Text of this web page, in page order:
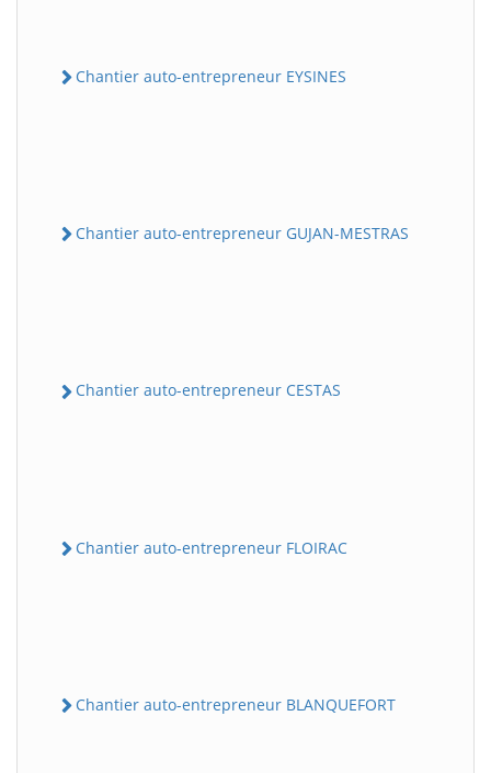
Chantier auto-entrepreneur EYSINES
Chantier auto-entrepreneur GUJAN-MESTRAS
Chantier auto-entrepreneur CESTAS
Chantier auto-entrepreneur FLOIRAC
Chantier auto-entrepreneur BLANQUEFORT